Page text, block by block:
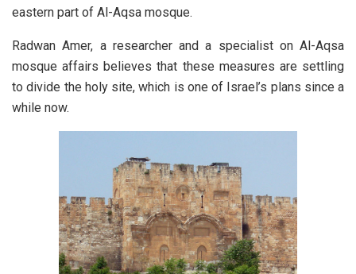
eastern part of Al-Aqsa mosque.
Radwan Amer, a researcher and a specialist on Al-Aqsa
mosque affairs believes that these measures are settling
to divide the holy site, which is one of Israel’s plans since a
while now.